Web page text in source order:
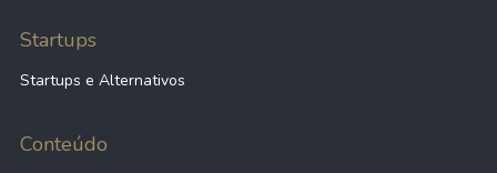
Startups
Startups e Alternativos
Conteúdo